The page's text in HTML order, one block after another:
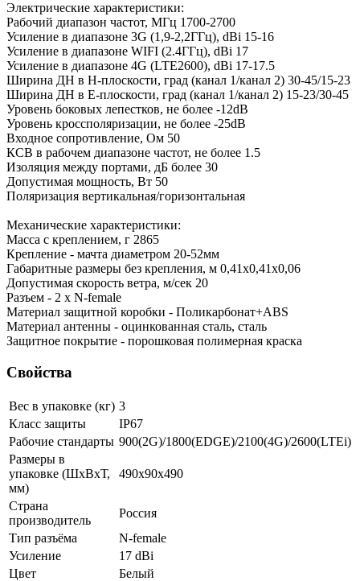
Электрические характеристики:
Рабочий диапазон частот, МГц 1700-2700
Усиление в диапазоне 3G (1,9-2,2ГГц), dBi 15-16
Усиление в диапазоне WIFI (2.4ГГц), dBi 17
Усиление в диапазоне 4G (LTE2600), dBi 17-17.5
Ширина ДН в Н-плоскости, град (канал 1/канал 2) 30-45/15-23
Ширина ДН в Е-плоскости, град (канал 1/канал 2) 15-23/30-45
Уровень боковых лепестков, не более -12dB
Уровень кроссполяризации, не более -25dB
Входное сопротивление, Ом 50
КСВ в рабочем диапазоне частот, не более 1.5
Изоляция между портами, дБ более 30
Допустимая мощность, Вт 50
Поляризация вертикальная/горизонтальная
Механические характеристики:
Масса с креплением, г 2865
Крепление - мачта диаметром 20-52мм
Габаритные размеры без крепления, м 0,41х0,41х0,06
Допустимая скорость ветра, м/сек 20
Разъем - 2 х N-female
Материал защитной коробки - Поликарбонат+ABS
Материал антенны - оцинкованная сталь, сталь
Защитное покрытие - порошковая полимерная краска
Свойства
Вес в упаковке (кг) 3
Класс защиты
IP67
Рабочие стандарты 900(2G)/1800(EDGE)/2100(4G)/2600(LTEi)
Размеры в
упаковке (ШxВxТ,
мм)
490x90x490
Страна
производитель
Россия
Тип разъёма
N-female
Усиление
17 dBi
Цвет
Белый